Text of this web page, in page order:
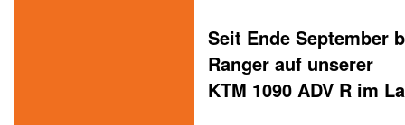
Seit Ende September
Ranger auf unserer
KTM 1090 ADV R im